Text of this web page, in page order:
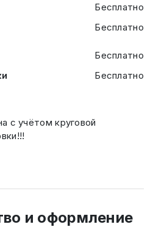
Бесплатно
Бесплатно
Бесплатно
Бесплатно
с учётом круговой
и оформление